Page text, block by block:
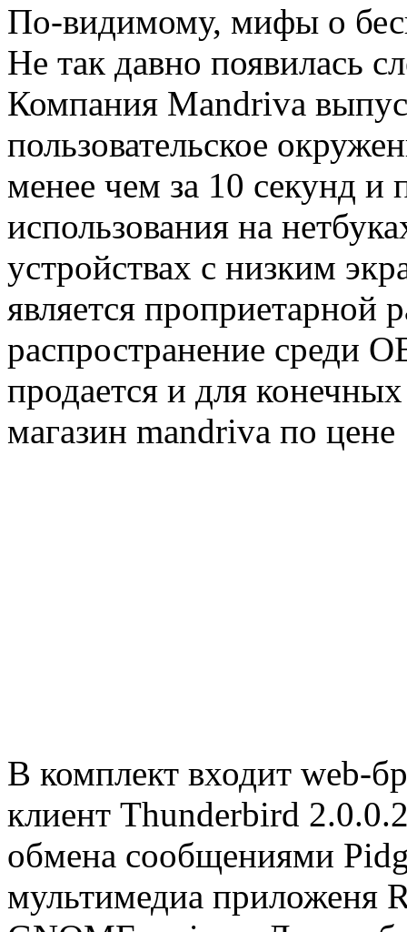
По-видимому, мифы о
Не так давно появилась
Компания Mandriva
пользовательское
менее чем за 10 секунд и
использования на
устройствах с низким
является проприетарной
распространение среди
продается и для
магазин mandriva по цене
В комплект входит web-
клиент Thunderbird
обмена сообщениями
мультимедиа приложеня